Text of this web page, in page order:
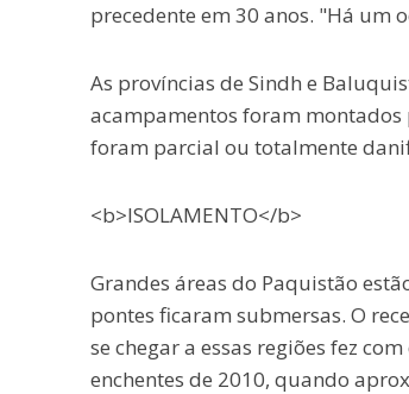
precedente em 30 anos. "Há um
As províncias de Sindh e
acampamentos foram montados
foram parcial ou totalmente
<b>ISOLAMENTO</b>
Grandes áreas do Paquistão
pontes ficaram submersas. O
se chegar a essas regiões fez
enchentes de 2010, quando